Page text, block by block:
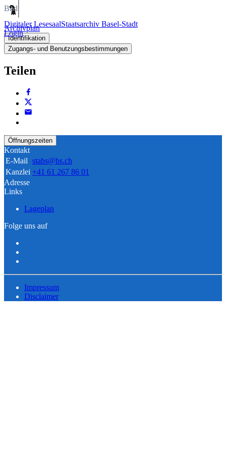
Digitaler LesesaalStaatsarchiv Basel-Stadt
Login
Bild
Archivplan
Identifikation
Zugangs- und Benutzungsbestimmungen
Teilen
Öffnungszeiten
Kontakt
E-Mail stabs@bs.ch
Kanzlei +41 61 267 86 01
Adresse
Links
Lageplan
Folge uns auf
Impressum
Disclaimer